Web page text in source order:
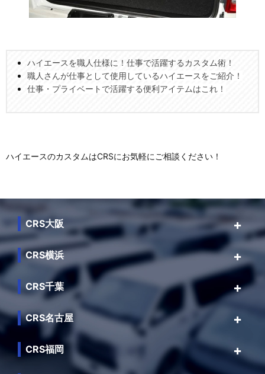
ハイエースを職人仕様に！仕事で活躍するカスタム術！
職人さんが仕事として使用しているハイエースをご紹介！
仕事・プライベートで活躍する便利アイテムはこれ！
ハイエースのカスタムはCRSにお気軽にご相談ください！
CRS大阪
CRS横浜
CRS千葉
CRS名古屋
CRS福岡